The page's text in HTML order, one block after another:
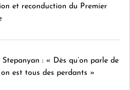
et reconduction du Premier
Stepanyan : « Dès qu’on parle de
est tous des perdants »